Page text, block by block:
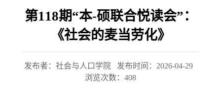
第118期“本-硕联合悦读会”：
《社会的麦当劳化》
发布者：社会与人口学院
发布时间：2026-04-29
浏览次数： 408